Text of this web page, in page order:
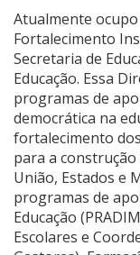
Atualmente
Fortalecimento
Secretaria de
Educação. Essa
programas de
democrática na
fortalecimento
para a
União, Estados e
programas de
Educação
Escolares e